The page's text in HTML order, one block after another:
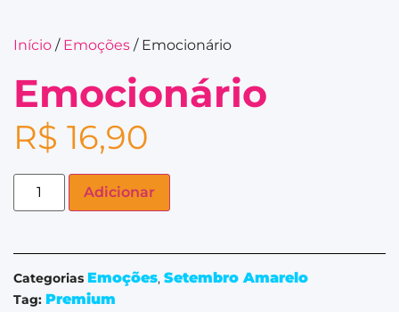
Início / Emoções / Emocionário
Emocionário
R$ 16,90
Adicionar
Categorias Emoções, Setembro Amarelo
Tag: Premium